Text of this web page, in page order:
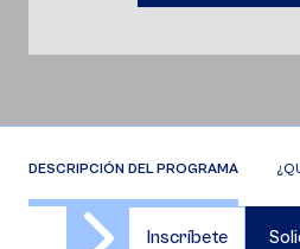
DESCRIPCIÓN DEL PROGRAMA
Inscríbete